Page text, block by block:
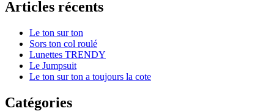
Articles récents
Le ton sur ton
Sors ton col roulé
Lunettes TRENDY
Le Jumpsuit
Le ton sur ton a toujours la cote
Catégories